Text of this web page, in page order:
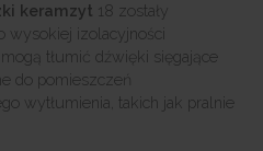
keramzyt 18 zostały
wysokiej izolacyjności
tłumić dźwięki sięgające
do pomieszczeń
wytłumienia, takich jak pralnie